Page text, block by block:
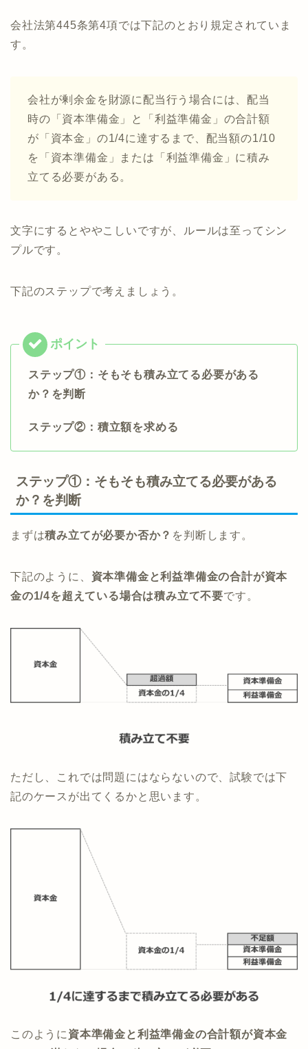
会社法第445条第4項では下記のとおり規定されていま
す。
会社が剰余金を財源に配当行う場合には、配当
時の「資本準備金」と「利益準備金」の合計額
が「資本金」の1/4に達するまで、配当額の1/10
を「資本準備金」または「利益準備金」に積み
立てる必要がある。
文字にするとややこしいですが、ルールは至ってシン
プルです。
下記のステップで考えましょう。
ステップ①：そもそも積み立てる必要がある
か？を判断
ステップ②：積立額を求める
ステップ①：そもそも積み立てる必要がある
か？を判断
まずは積み立てが必要か否か？ を判断します。
下記のように、 資本準備金と利益準備金の合計が資本
金の1/4を超えている場合は積み立て不要です。
ただし、これでは問題にはならないので、試験では下
記のケースが出てくるかと思います。
このように 資本準備金と利益準備金の合計額が資本金